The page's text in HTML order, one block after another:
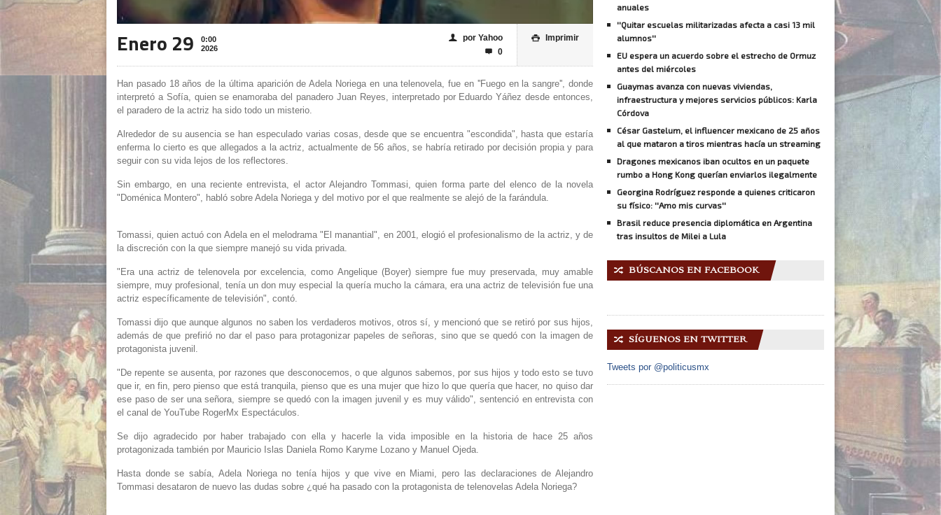
Enero 29
0:00
2026
 Imprimir
👤 por Yahoo
 0
Han pasado 18 años de la última aparición de Adela Noriega en una telenovela, fue en ''Fuego en la sangre'', donde
interpretó a Sofía, quien se enamoraba del panadero Juan Reyes, interpretado por Eduardo Yáñez desde entonces,
el paradero de la actriz ha sido todo un misterio.
Alrededor de su ausencia se han especulado varias cosas, desde que se encuentra "escondida", hasta que estaría
enferma lo cierto es que allegados a la actriz, actualmente de 56 años, se habría retirado por decisión propia y para
seguir con su vida lejos de los reflectores.
Sin embargo, en una reciente entrevista, el actor Alejandro Tommasi, quien forma parte del elenco de la novela
"Doménica Montero", habló sobre Adela Noriega y del motivo por el que realmente se alejó de la farándula.
Tomassi, quien actuó con Adela en el melodrama "El manantial", en 2001, elogió el profesionalismo de la actriz, y de
la discreción con la que siempre manejó su vida privada.
"Era una actriz de telenovela por excelencia, como Angelique (Boyer) siempre fue muy preservada, muy amable
siempre, muy profesional, tenía un don muy especial la quería mucho la cámara, era una actriz de televisión fue una
actriz específicamente de televisión", contó.
Tomassi dijo que aunque algunos no saben los verdaderos motivos, otros sí, y mencionó que se retiró por sus hijos,
además de que prefirió no dar el paso para protagonizar papeles de señoras, sino que se quedó con la imagen de
protagonista juvenil.
"De repente se ausenta, por razones que desconocemos, o que algunos sabemos, por sus hijos y todo esto se tuvo
que ir, en fin, pero pienso que está tranquila, pienso que es una mujer que hizo lo que quería que hacer, no quiso dar
ese paso de ser una señora, siempre se quedó con la imagen juvenil y es muy válido", sentenció en entrevista con
el canal de YouTube RogerMx Espectáculos.
Se dijo agradecido por haber trabajado con ella y hacerle la vida imposible en la historia de hace 25 años
protagonizada también por Mauricio Islas Daniela Romo Karyme Lozano y Manuel Ojeda.
Hasta donde se sabía, Adela Noriega no tenía hijos y que vive en Miami, pero las declaraciones de Alejandro
Tommasi desataron de nuevo las dudas sobre ¿qué ha pasado con la protagonista de telenovelas Adela Noriega?
anuales
''Quitar escuelas militarizadas afecta a casi 13 mil
alumnos''
EU espera un acuerdo sobre el estrecho de Ormuz
antes del miércoles
Guaymas avanza con nuevas viviendas,
infraestructura y mejores servicios públicos: Karla
Córdova
César Gastelum, el influencer mexicano de 25 años
al que mataron a tiros mientras hacía un streaming
Dragones mexicanos iban ocultos en un paquete
rumbo a Hong Kong querían enviarlos ilegalmente
Georgina Rodríguez responde a quienes criticaron
su físico: ''Amo mis curvas''
Brasil reduce presencia diplomática en Argentina
tras insultos de Milei a Lula
🔀 BÚSCANOS EN FACEBOOK
🔀 SÍGUENOS EN TWITTER
Tweets por @politicusmx